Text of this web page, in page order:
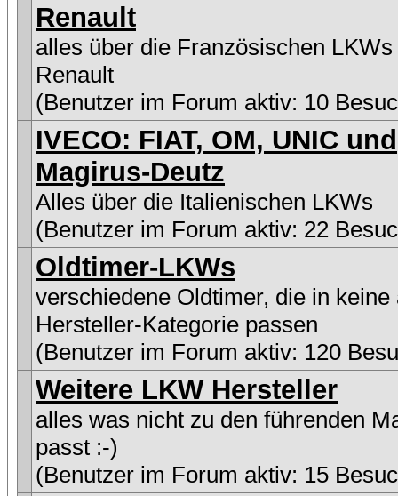
Renault
alles über die Französischen LKWs
Renault
(Benutzer im Forum aktiv: 10
IVECO: FIAT, OM, UNIC und
Magirus-Deutz
Alles über die Italienischen LKWs
(Benutzer im Forum aktiv: 22
Oldtimer-LKWs
verschiedene Oldtimer, die in keine
Hersteller-Kategorie passen
(Benutzer im Forum aktiv: 120
Weitere LKW Hersteller
alles was nicht zu den führenden
passt :-)
(Benutzer im Forum aktiv: 15